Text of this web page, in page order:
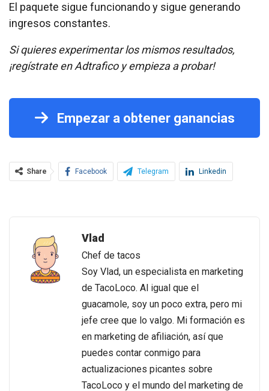
El paquete sigue funcionando y sigue generando
ingresos constantes.
Si quieres experimentar los mismos resultados,
¡regístrate en Adtrafico y empieza a probar!
Empezar a obtener ganancias
Share Facebook Telegram Linkedin
Vlad
Chef de tacos
Soy Vlad, un especialista en marketing
de TacoLoco. Al igual que el
guacamole, soy un poco extra, pero mi
jefe cree que lo valgo. Mi formación es
en marketing de afiliación, así que
puedes contar conmigo para
actualizaciones picantes sobre
TacoLoco y el mundo del marketing de